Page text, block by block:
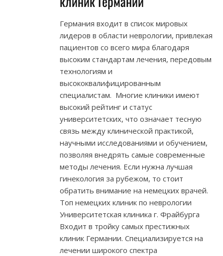
Германия входит в список мировых
лидеров в области неврологии, привлекая
пациентов со всего мира благодаря
высоким стандартам лечения, передовым
технологиям и
высококвалифицированным
специалистам. Многие клиники имеют
высокий рейтинг и статус
университетских, что означает тесную
связь между клинической практикой,
научными исследованиями и обучением,
позволяя внедрять самые современные
методы лечения. Если нужна лучшая
гинекология за рубежом, то стоит
обратить внимание на немецких врачей.
Топ немецких клиник по неврологии
Университетская клиника г. Фрайбурга
Входит в тройку самых престижных
клиник Германии. Специализируется на
лечении широкого спектра